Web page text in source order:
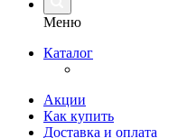
Меню
Каталог
Акции
Как купить
Доставка и оплата